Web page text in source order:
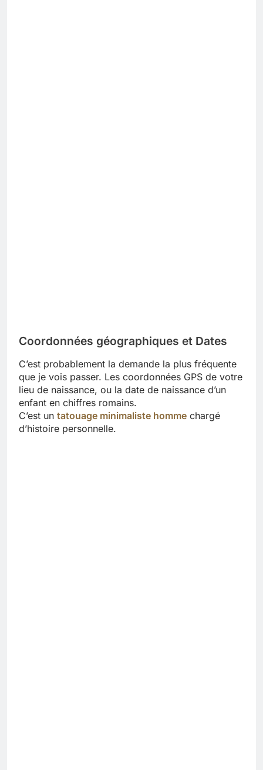
Coordonnées géographiques et Dates
C’est probablement la demande la plus fréquente
que je vois passer. Les coordonnées GPS de votre
lieu de naissance, ou la date de naissance d’un
enfant en chiffres romains.
C’est un tatouage minimaliste homme chargé
d’histoire personnelle.